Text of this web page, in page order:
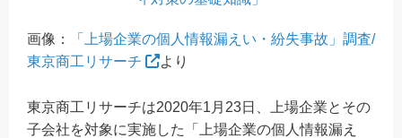
画像：
「上場企業の個人情報漏えい・紛失事故」調査/
東京商工リサーチ
より
東京商工リサーチは2020年1月23日、上場企業とその
子会社を対象に実施した「上場企業の個人情報漏え